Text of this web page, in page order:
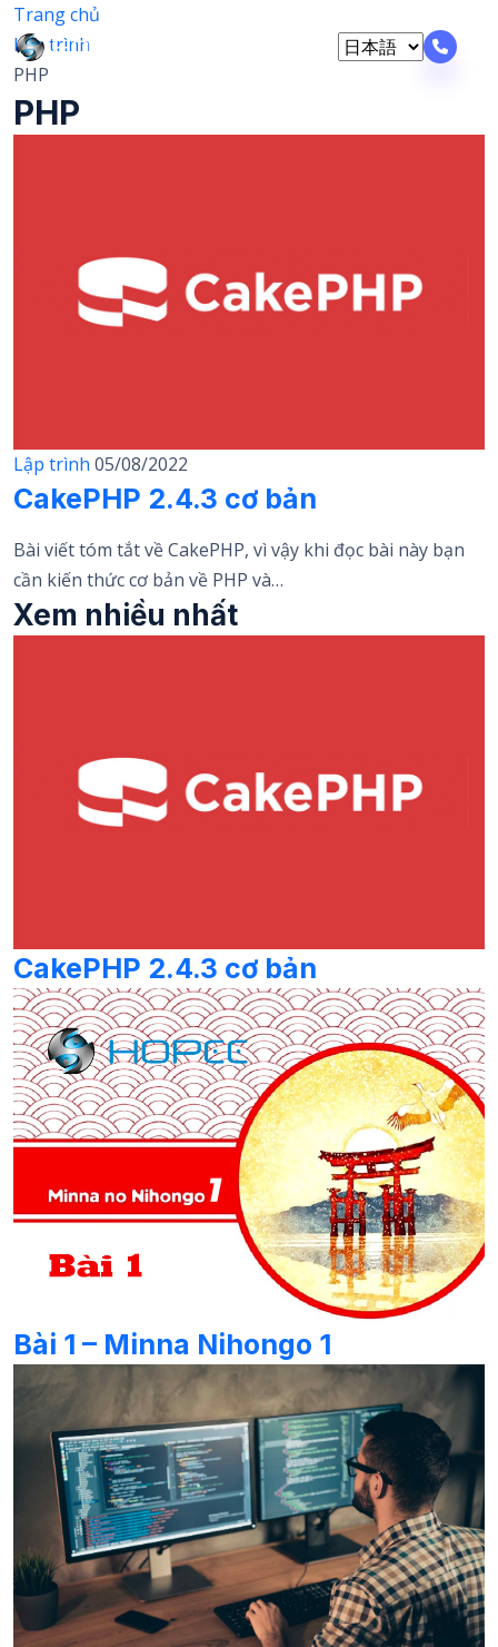
Trang chủ
Lập trình
PHP
PHP
Lập trình 05/08/2022
CakePHP 2.4.3 cơ bản
Bài viết tóm tắt về CakePHP, vì vậy khi đọc bài này bạn
cần kiến thức cơ bản về PHP và…
Xem nhiều nhất
CakePHP 2.4.3 cơ bản
Bài 1 – Minna Nihongo 1